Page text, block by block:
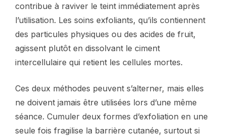
contribue à raviver le teint immédiatement après
l’utilisation. Les soins exfoliants, qu’ils contiennent
des particules physiques ou des acides de fruit,
agissent plutôt en dissolvant le ciment
intercellulaire qui retient les cellules mortes.
Ces deux méthodes peuvent s’alterner, mais elles
ne doivent jamais être utilisées lors d’une même
séance. Cumuler deux formes d’exfoliation en une
seule fois fragilise la barrière cutanée, surtout si